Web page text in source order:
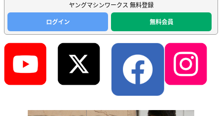
ヤングマシンワークス 無料登録
ログイン
無料会員